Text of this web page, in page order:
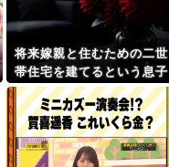
将来嫁親と住むための二世
帯住宅を建てるという息子
が援助を求めてきた。「同
額が欲しい。でも正確な土
地の金額と差額は教えられ
ません」と…